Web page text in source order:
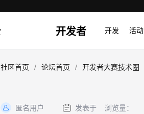
开发者 开发 活动
社区首页 / 论坛首页 / 开发者大赛技术圈
匿名用户 发表于 浏览量：